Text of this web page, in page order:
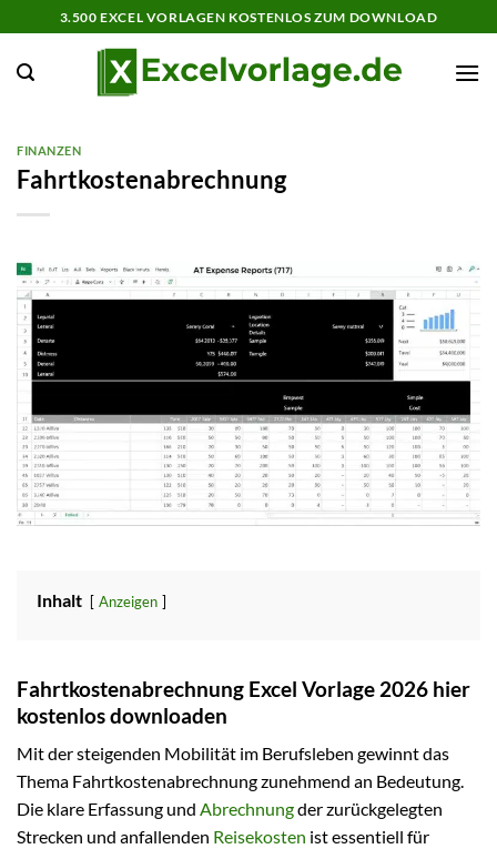
Inhalt
springen
3.500 EXCEL VORLAGEN KOSTENLOS ZUM DOWNLOAD
FINANZEN
Fahrtkostenabrechnung
Inhalt Anzeigen
Fahrtkostenabrechnung Excel Vorlage 2026 hier
kostenlos downloaden
Mit der steigenden Mobilität im Berufsleben gewinnt das
Thema Fahrtkostenabrechnung zunehmend an Bedeutung.
Die klare Erfassung und Abrechnungder zurückgelegten
Strecken und anfallenden Reisekosten ist essentiell für